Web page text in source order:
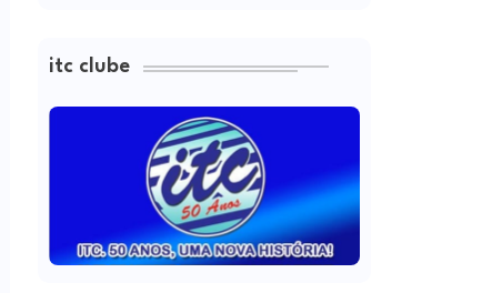
itc clube